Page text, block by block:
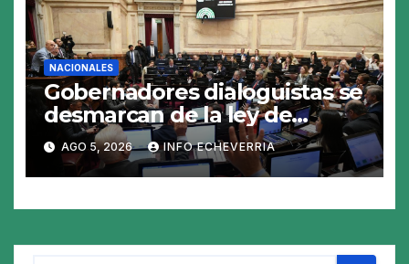
NACIONALES
Gobernadores dialoguistas se
desmarcan de la ley de
Tierras y ponen en jaque su
tratamiento en el Senado
AGO 5, 2026 INFO ECHEVERRIA